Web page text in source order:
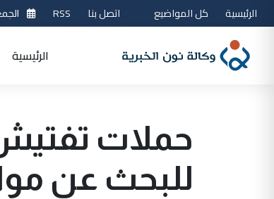
الرئيسية كل المواضيع اتصل بنا RSS الجمعة، ٧
الرئيسية
حملات
للبحث عن